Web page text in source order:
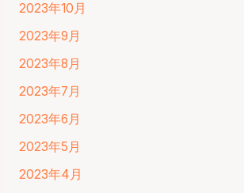
2023年10月
2023年9月
2023年8月
2023年7月
2023年6月
2023年5月
2023年4月